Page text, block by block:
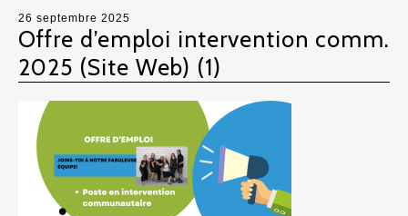
26 septembre 2025
Offre d’emploi intervention comm.
2025 (Site Web) (1)